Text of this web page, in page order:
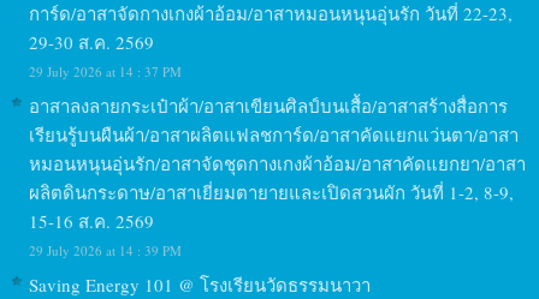
การ์ด/อาสาจัดกางเกงผ้าอ้อม/อาสาหมอนหนุนอุ่นรัก วันที่ 22-23,
29-30 ส.ค. 2569
29 July 2026 at 14 : 37 PM
อาสาลงลายกระเป๋าผ้า/อาสาเขียนศิลป์บนเสื้อ/อาสาสร้างสื่อการ
เรียนรู้บนผืนผ้า/อาสาผลิตแฟลชการ์ด/อาสาคัดแยกแว่นตา/อาสา
หมอนหนุนอุ่นรัก/อาสาจัดชุดกางเกงผ้าอ้อม/อาสาคัดแยกยา/อาสา
ผลิตดินกระดาษ/อาสาเยี่ยมตายายและเปิดสวนผัก วันที่ 1-2, 8-9,
15-16 ส.ค. 2569
29 July 2026 at 14 : 39 PM
Saving Energy 101 @ โรงเรียนวัดธรรมนาวา